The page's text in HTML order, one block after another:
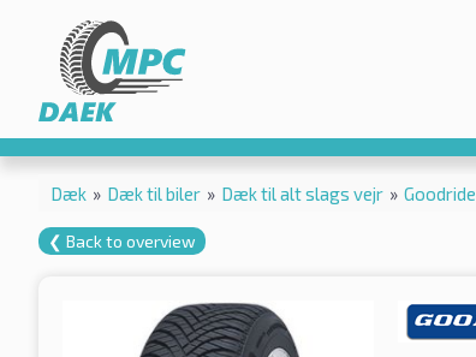
Dæk » Dæk til biler » Dæk til alt slags vejr » Goodride
❮ Back to overview